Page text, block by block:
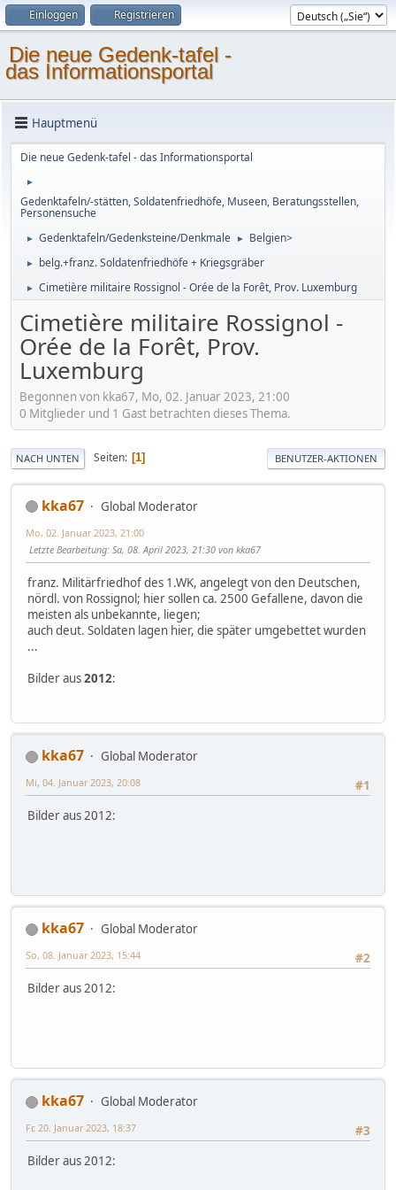
Einloggen Registrieren
Die neue Gedenk-tafel -
das Informationsportal
Hauptmenü
Die neue Gedenk-tafel - das Informationsportal
►
Gedenktafeln/-stätten, Soldatenfriedhöfe, Museen, Beratungsstellen,
Personensuche
► Gedenktafeln/Gedenksteine/Denkmale ► Belgien>
► belg.+franz. Soldatenfriedhöfe + Kriegsgräber
► Cimetière militaire Rossignol - Orée de la Forêt, Prov. Luxemburg
Cimetière militaire Rossignol -
Orée de la Forêt, Prov.
Luxemburg
Begonnen von kka67, Mo, 02. Januar 2023, 21:00
0 Mitglieder und 1 Gast betrachten dieses Thema.
NACH UNTEN Seiten 1 BENUTZER-AKTIONEN
kka67 Global Moderator
Mo, 02. Januar 2023, 21:00
Letzte Bearbeitung: Sa, 08. April 2023, 21:30 von kka67
franz. Militärfriedhof des 1.WK, angelegt von den Deutschen,
nördl. von Rossignol; hier sollen ca. 2500 Gefallene, davon die
meisten als unbekannte, liegen;
auch deut. Soldaten lagen hier, die später umgebettet wurden
...
Bilder aus2012:
kka67
Global Moderator
#1
Mi, 04. Januar 2023, 20:08
Bilder aus 2012:
kka67
Global Moderator
#2
So, 08. Januar 2023, 15:44
Bilder aus 2012:
kka67
Global Moderator
#3
Fr, 20. Januar 2023, 18:37
Bilder aus 2012: